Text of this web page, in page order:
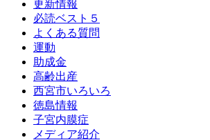
更新情報
必読ベスト５
よくある質問
運動
助成金
高齢出産
西宮市いろいろ
徳島情報
子宮内膜症
メディア紹介